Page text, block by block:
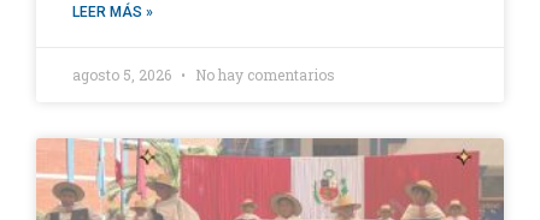
LEER MÁS »
agosto 5, 2026 No hay comentarios